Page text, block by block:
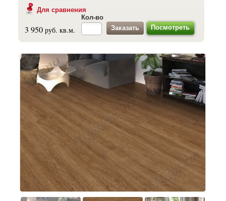
Для сравнения
3 950 руб. кв.м.
Кол-во
Посмотреть